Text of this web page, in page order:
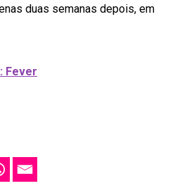
duas semanas depois, em
Fever